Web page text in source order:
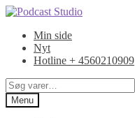
Spring
navigation
Spring
indholdMin side
Nyt
Hotline + 4560210909
Søg
efter:
Menu